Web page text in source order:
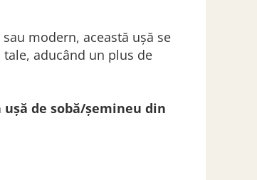
modern, această ușă se
aducând un plus de
de sobă/șemineu din